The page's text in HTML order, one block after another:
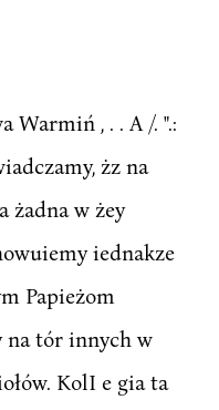
Warmiń , . . A /. ".:
żz na
żadna w żey
iednakze
Papieżom
na tór innych w
KolI e gia ta